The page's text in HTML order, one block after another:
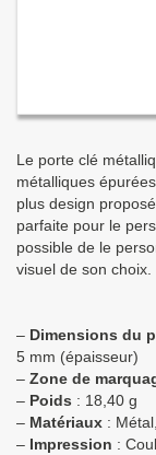
Le porte clé
métalliques
plus design
parfaite pour le
possible de le
visuel de son choix.
– Dimensions du
5 mm (épaisseur)
– Zone de
– Poids : 18,40 g
– Matériaux :
– Impression :